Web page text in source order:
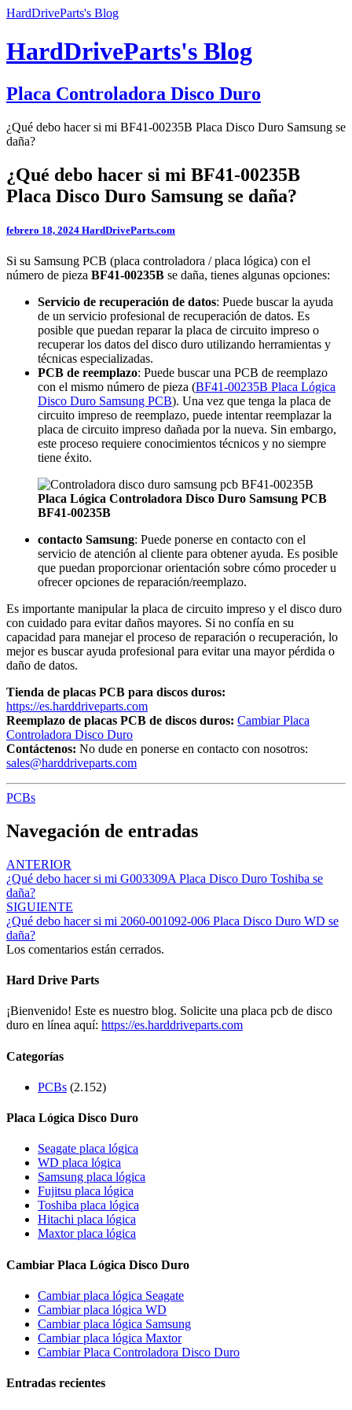
HardDriveParts's Blog
HardDriveParts's Blog
Placa Controladora Disco Duro
¿Qué debo hacer si mi BF41-00235B Placa Disco Duro Samsung se
daña?
¿Qué debo hacer si mi BF41-00235B
Placa Disco Duro Samsung se daña?
febrero 18, 2024 HardDriveParts.com
Si su Samsung PCB (placa controladora / placa lógica) con el
número de pieza BF41-00235B se daña, tienes algunas opciones:
Servicio de recuperación de datos: Puede buscar la ayuda
de un servicio profesional de recuperación de datos. Es
posible que puedan reparar la placa de circuito impreso o
recuperar los datos del disco duro utilizando herramientas y
técnicas especializadas.
PCB de reemplazo: Puede buscar una PCB de reemplazo
con el mismo número de pieza (BF41-00235B Placa Lógica
Disco Duro Samsung PCB). Una vez que tenga la placa de
circuito impreso de reemplazo, puede intentar reemplazar la
placa de circuito impreso dañada por la nueva. Sin embargo,
este proceso requiere conocimientos técnicos y no siempre
tiene éxito.
Placa Lógica Controladora Disco Duro Samsung PCB
BF41-00235B
contacto Samsung: Puede ponerse en contacto con el
servicio de atención al cliente para obtener ayuda. Es posible
que puedan proporcionar orientación sobre cómo proceder u
ofrecer opciones de reparación/reemplazo.
Es importante manipular la placa de circuito impreso y el disco duro
con cuidado para evitar daños mayores. Si no confía en su
capacidad para manejar el proceso de reparación o recuperación, lo
mejor es buscar ayuda profesional para evitar una mayor pérdida o
daño de datos.
Tienda de placas PCB para discos duros:
https://es.harddriveparts.com
Reemplazo de placas PCB de discos duros: Cambiar Placa
Controladora Disco Duro
Contáctenos: No dude en ponerse en contacto con nosotros:
sales@harddriveparts.com
PCBs
Navegación de entradas
ANTERIOR
¿Qué debo hacer si mi G003309A Placa Disco Duro Toshiba se
daña?
SIGUIENTE
¿Qué debo hacer si mi 2060-001092-006 Placa Disco Duro WD se
daña?
Los comentarios están cerrados.
Hard Drive Parts
¡Bienvenido! Este es nuestro blog. Solicite una placa pcb de disco
duro en línea aquí: https://es.harddriveparts.com
Categorías
PCBs (2.152)
Placa Lógica Disco Duro
Seagate placa lógica
WD placa lógica
Samsung placa lógica
Fujitsu placa lógica
Toshiba placa lógica
Hitachi placa lógica
Maxtor placa lógica
Cambiar Placa Lógica Disco Duro
Cambiar placa lógica Seagate
Cambiar placa lógica WD
Cambiar placa lógica Samsung
Cambiar placa lógica Maxtor
Cambiar Placa Controladora Disco Duro
Entradas recientes